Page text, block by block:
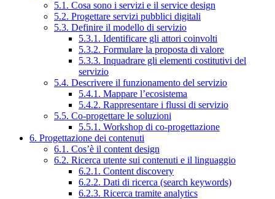
5.1. Cosa sono i servizi e il service design
5.2. Progettare servizi pubblici digitali
5.3. Definire il modello di servizio
5.3.1. Identificare gli attori coinvolti
5.3.2. Formulare la proposta di valore
5.3.3. Inquadrare gli elementi costitutivi del
servizio
5.4. Descrivere il funzionamento del servizio
5.4.1. Mappare l’ecosistema
5.4.2. Rappresentare i flussi di servizio
5.5. Co-progettare le soluzioni
5.5.1. Workshop di co-progettazione
6. Progettazione dei contenuti
6.1. Cos’è il content design
6.2. Ricerca utente sui contenuti e il linguaggio
6.2.1. Content discovery
6.2.2. Dati di ricerca (search keywords)
6.2.3. Ricerca tramite analytics